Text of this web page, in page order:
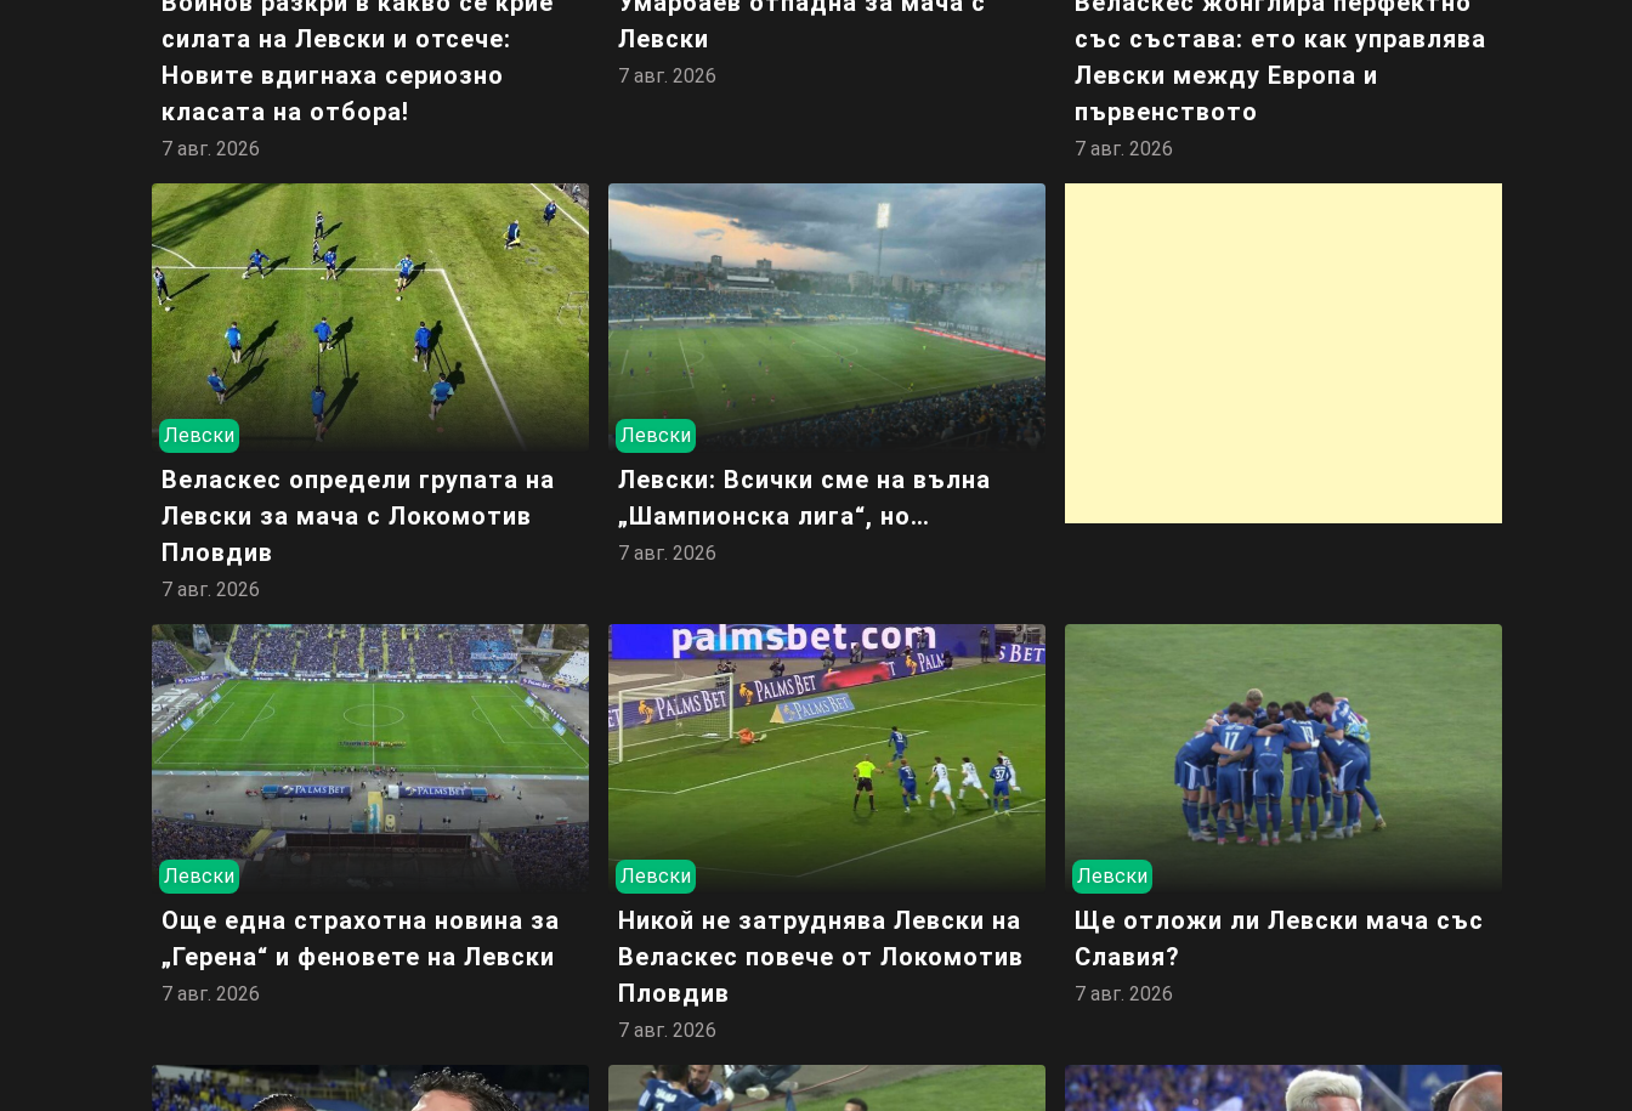
силата на Левски и отсече:
Новите вдигнаха сериозно
класата на отбора!
7 авг. 2026
Левски
7 авг. 2026
със състава: ето как управлява
Левски между Европа и
първенството
7 авг. 2026
Левски
Веласкес определи групата на
Левски за мача с Локомотив
Пловдив
7 авг. 2026
Левски
Левски: Всички сме на вълна
„Шампионска лига“, но…
7 авг. 2026
Левски
Още една страхотна новина за
„Герена“ и феновете на Левски
7 авг. 2026
Левски
Никой не затруднява Левски на
Веласкес повече от Локомотив
Пловдив
7 авг. 2026
Левски
Ще отложи ли Левски мача със
Славия?
7 авг. 2026